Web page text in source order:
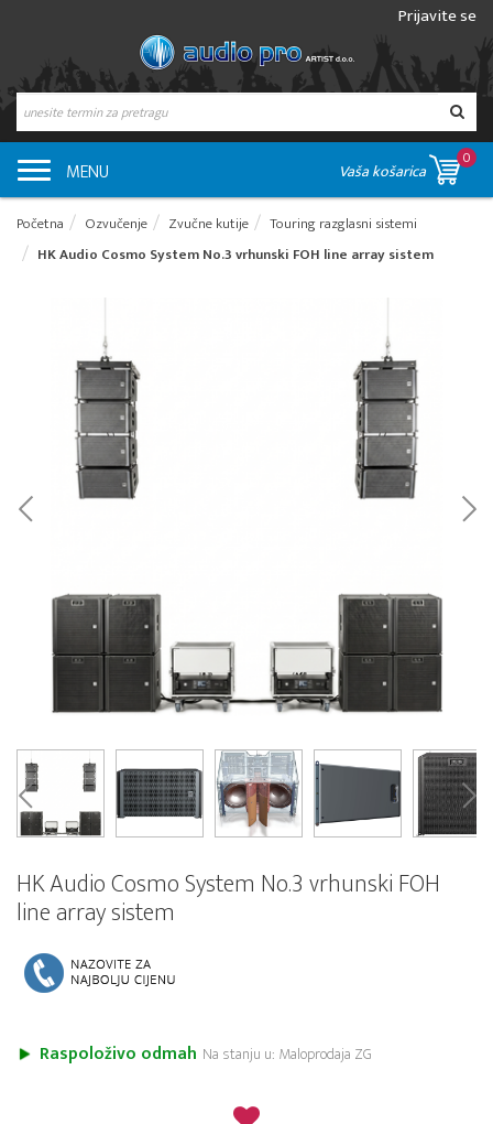
Prijavite se
MENU Vaša košarica
0
Početna Ozvučenje Zvučne kutije
Touring razglasni sistemi
HK Audio Cosmo System No.3 vrhunski FOH line array sistem
HK Audio Cosmo System No.3 vrhunski FOH
line array sistem
Raspoloživo odmah Na stanju u: Maloprodaja ZG